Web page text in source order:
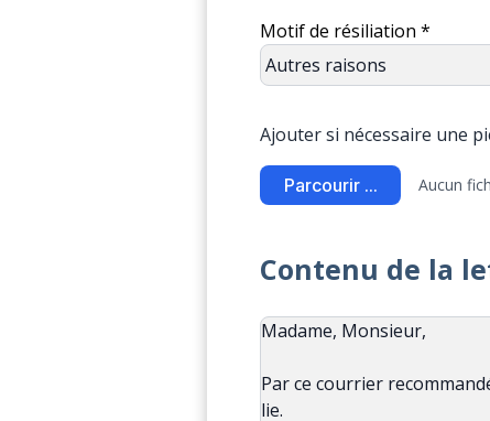
Motif de résiliation *
Ajouter si nécessaire une
Parcourir ... Aucun
Contenu de la